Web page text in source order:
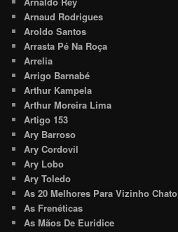
Arnaud Rodrigues
Aroldo Santos
Arrasta Pé Na Roça
Arrelia
Arrigo Barnabé
Arthur Kampela
Arthur Moreira Lima
Artigo 153
Ary Barroso
Ary Cordovil
Ary Lobo
Ary Toledo
As 20 Melhores Para Vizinho Chato
As Frenéticas
As Mãos De Euridice